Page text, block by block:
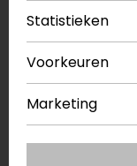
Power
Verstelbare
Ruitenwisser
Wordt
1 KP
Statistieken
Voorkeuren
Marketing